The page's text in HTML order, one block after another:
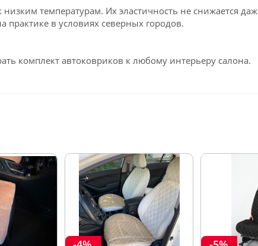
температурам. Их эластичность не снижается
в условиях северных городов.
комплект автоковриков к любому интерьеру салона.